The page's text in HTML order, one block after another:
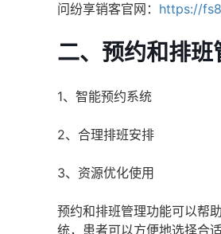
问纷享销客官网： https://
二、预约和排班
1、智能预约系统
2、合理排班安排
3、资源优化使用
预约和排班管理功能可以帮
统，患者可以方便地选择合